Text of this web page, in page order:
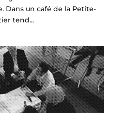
Dans un café de la Petite-
tend...